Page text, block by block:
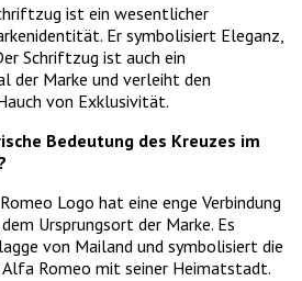
ist ein wesentlicher
Er symbolisiert Eleganz,
Schriftzug ist auch ein
der Marke und verleiht den
von Exklusivität.
Bedeutung des Kreuzes im
Logo hat eine enge Verbindung
Ursprungsort der Marke. Es
von Mailand und symbolisiert die
Alfa Romeo mit seiner Heimatstadt.